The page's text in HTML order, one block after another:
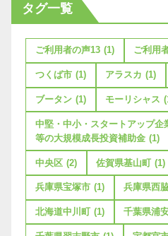
タグ一覧
ご利用者の声13 (1) ご利用
つくば市 (1) アラスカ (1)
ブータン (1) モーリシャス
中堅・中小・スタートアップ企
等の大規模成長投資補助金 (1)
中央区 (2) 佐賀県基山町 (1)
兵庫県宝塚市 (1) 兵庫県西
北海道中川町 (1) 千葉県浦